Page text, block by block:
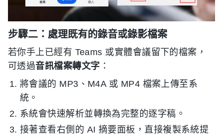
步驟二：處理既有的錄音或錄影檔案
若你手上已經有 Teams 或實體會議留下的檔案，
可透過音訊檔案轉文字 ：
將會議的 MP3、M4A 或 MP4 檔案上傳至系
統。
系統會快速解析並轉換為完整的逐字稿。
接著查看右側的 AI 摘要面板，直接複製系統提